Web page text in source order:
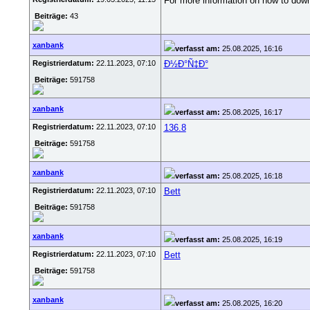
Beiträge: 43
xanbank verfasst am: 25.08.2025, 16:16
Registrierdatum: 22.11.2023, 07:10
Beiträge: 591758
Ð½Ð°Ñ‡Ð°
xanbank verfasst am: 25.08.2025, 16:17
Registrierdatum: 22.11.2023, 07:10
Beiträge: 591758
136.8
xanbank verfasst am: 25.08.2025, 16:18
Registrierdatum: 22.11.2023, 07:10
Beiträge: 591758
Bett
xanbank verfasst am: 25.08.2025, 16:19
Registrierdatum: 22.11.2023, 07:10
Beiträge: 591758
Bett
xanbank verfasst am: 25.08.2025, 16:20